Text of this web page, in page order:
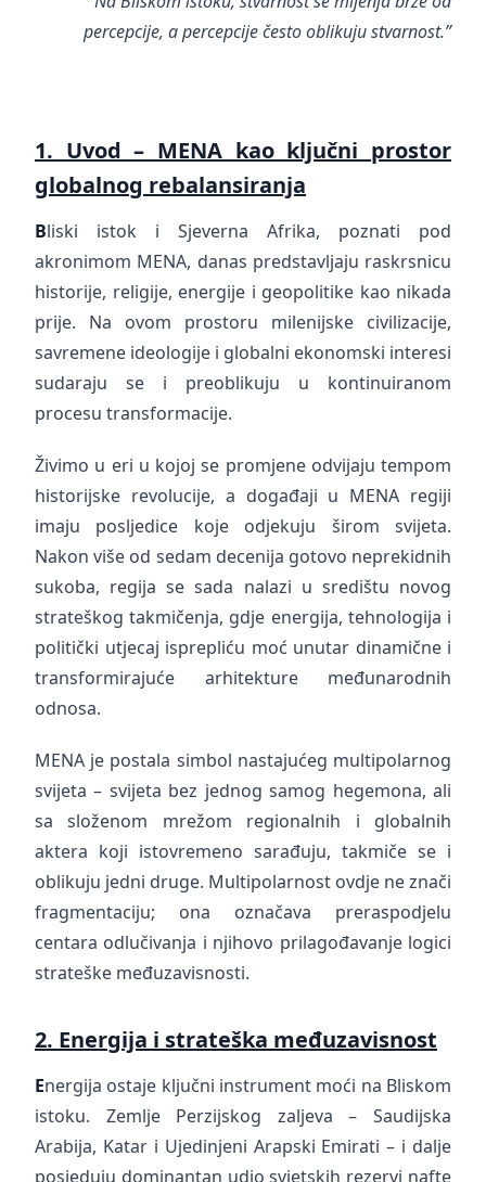
percepcije, a percepcije često oblikuju stvarnost.”
1. Uvod – MENA kao ključni prostor
globalnog rebalansiranja
Bliski istok i Sjeverna Afrika, poznati pod
akronimom MENA, danas predstavljaju raskrsnicu
historije, religije, energije i geopolitike kao nikada
prije. Na ovom prostoru milenijske civilizacije,
savremene ideologije i globalni ekonomski interesi
sudaraju se i preoblikuju u kontinuiranom
procesu transformacije.
Živimo u eri u kojoj se promjene odvijaju tempom
historijske revolucije, a događaji u MENA regiji
imaju posljedice koje odjekuju širom svijeta.
Nakon više od sedam decenija gotovo neprekidnih
sukoba, regija se sada nalazi u središtu novog
strateškog takmičenja, gdje energija, tehnologija i
politički utjecaj isprepliću moć unutar dinamične i
transformirajuće arhitekture međunarodnih
odnosa.
MENA je postala simbol nastajućeg multipolarnog
svijeta – svijeta bez jednog samog hegemona, ali
sa složenom mrežom regionalnih i globalnih
aktera koji istovremeno sarađuju, takmiče se i
oblikuju jedni druge. Multipolarnost ovdje ne znači
fragmentaciju; ona označava preraspodjelu
centara odlučivanja i njihovo prilagođavanje logici
strateške međuzavisnosti.
2. Energija i strateška međuzavisnost
Energija ostaje ključni instrument moći na Bliskom
istoku. Zemlje Perzijskog zaljeva – Saudijska
Arabija, Katar i Ujedinjeni Arapski Emirati – i dalje
posjeduju dominantan udio svjetskih rezervi nafte